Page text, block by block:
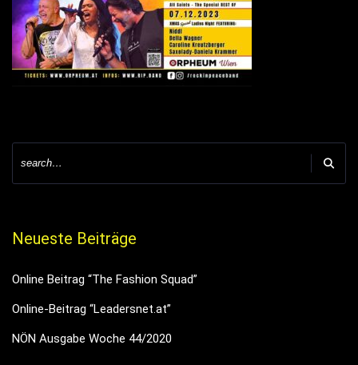
Neueste Beiträge
Online Beitrag “The Fashion Squad”
Online-Beitrag “Leadersnet.at”
NÖN Ausgabe Woche 44/2020